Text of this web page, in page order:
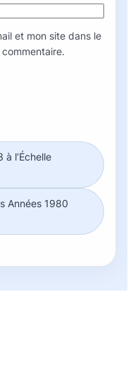
et mon site dans le
à l’Échelle
Années 1980